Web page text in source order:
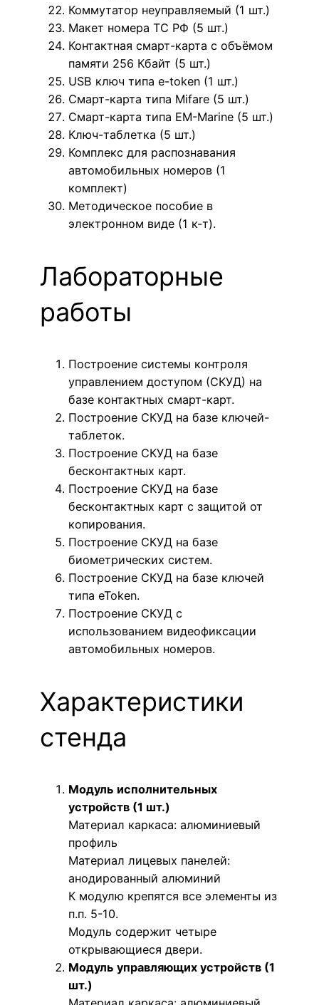
Коммутатор неуправляемый (1 шт.)
Макет номера ТС РФ (5 шт.)
Контактная смарт-карта с объёмом
памяти 256 Кбайт (5 шт.)
USB ключ типа e-token (1 шт.)
Смарт-карта типа Mifare (5 шт.)
Смарт-карта типа EM-Marine (5 шт.)
Ключ-таблетка (5 шт.)
Комплекс для распознавания
автомобильных номеров (1
комплект)
Методическое пособие в
электронном виде (1 к-т).
Лабораторные
работы
Построение системы контроля
управлением доступом (СКУД) на
базе контактных смарт-карт.
Построение СКУД на базе ключей-
таблеток.
Построение СКУД на базе
бесконтактных карт.
Построение СКУД на базе
бесконтактных карт с защитой от
копирования.
Построение СКУД на базе
биометрических систем.
Построение СКУД на базе ключей
типа eToken.
Построение СКУД с
использованием видеофиксации
автомобильных номеров.
Характеристики
стенда
Модуль исполнительных
устройств (1 шт.)
Материал каркаса: алюминиевый
профиль
Материал лицевых панелей:
анодированный алюминий
К модулю крепятся все элементы из
п.п. 5-10.
Модуль содержит четыре
открывающиеся двери.
Модуль управляющих устройств (1
шт.)